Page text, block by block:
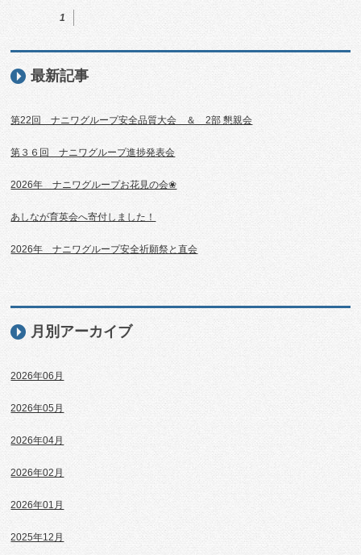
1
最新記事
第22回 ナニワグループ安全品質大会 ＆ 2部 懇親会
第３６回 ナニワグループ進捗発表会
2026年 ナニワグループお花見の会❀
あしなが育英会へ寄付しました！
2026年 ナニワグループ安全祈願祭と直会
月別アーカイブ
2026年06月
2026年05月
2026年04月
2026年02月
2026年01月
2025年12月